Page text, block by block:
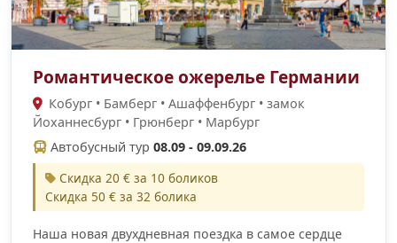
Романтическое ожерелье Германии
Кобург • Бамберг • Ашаффенбург • замок
Йоханнесбург • Грюнберг • Марбург
Автобусный тур 08.09 - 09.09.26
Скидка 20 € за 10 боликов
Скидка 50 € за 32 болика
Наша новая двухдневная поездка в самое сердце